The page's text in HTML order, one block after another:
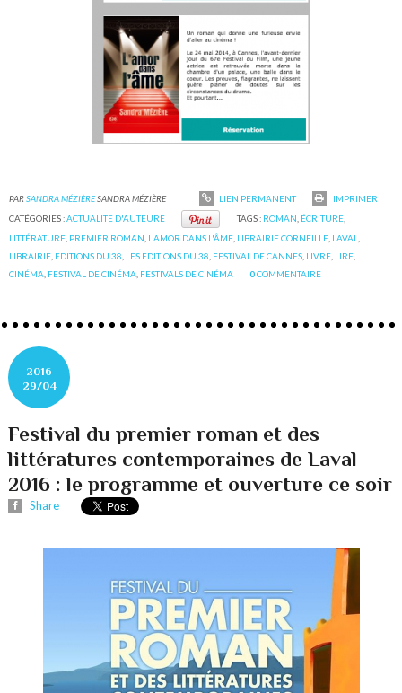
PARSANDRA MÉZIÈRESANDRA MÉZIÈRE LIEN PERMANENT
IMPRIMER
CATÉGORIES :ACTUALITE D'AUTEURE TAGS : ROMAN ÉCRITURE,
LITTÉRATURE PREMIER ROMAN L'AMOR DANS L'ÂME LIBRAIRIE CORNEILLE LAVAL
LIBRAIRIE EDITIONS DU 38 LES EDITIONS DU 38 FESTIVAL DE CANNES LIVRE LIRE
CINÉMA FESTIVAL DE CINÉMA FESTIVALS DE CINÉMA 0COMMENTAIRE
2016
29/04
Festival du premier roman et des
littératures contemporaines de Laval
2016 : le programme et ouverture ce soir
Share